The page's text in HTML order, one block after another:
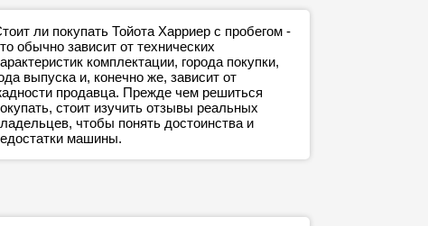
ли покупать Тойота Харриер с пробегом -
обычно зависит от технических
комплектации, города покупки,
выпуска и, конечно же, зависит от
продавца. Прежде чем решиться
стоит изучить отзывы реальных
чтобы понять достоинства и
машины.